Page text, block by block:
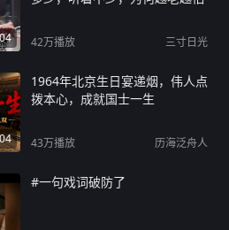
42万播放 三寸日光
1964年北京生日宴递烟，伟人点
拨本心，成就国士一生
43万播放 历海泛舟人
#一句戏词破防了